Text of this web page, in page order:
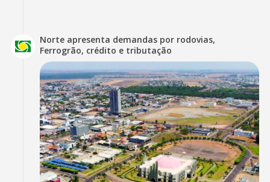
Norte apresenta demandas por rodovias,
Ferrogrão, crédito e tributação